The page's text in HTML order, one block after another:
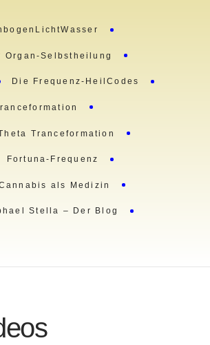
Organ-Selbstheilung
Die Frequenz-HeilCodes
Tranceformation
Fortuna-Frequenz
als Medizin
Stella – Der Blog